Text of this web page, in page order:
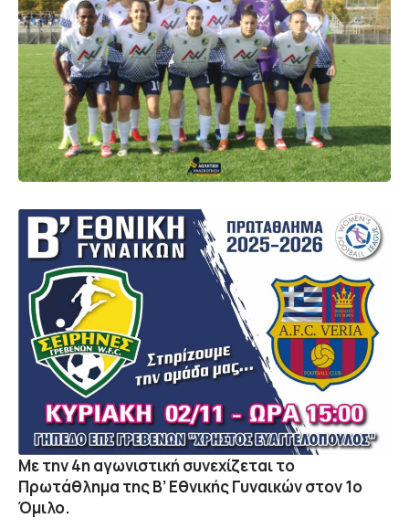
Με την 4η αγωνιστική συνεχίζεται το
Πρωτάθλημα της Β’ Εθνικής Γυναικών στον 1ο
Όμιλο.